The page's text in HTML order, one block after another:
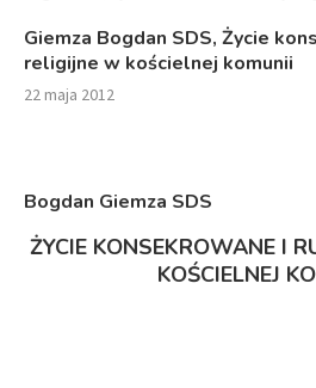
Giemza Bogdan SDS, Życie
religijne w kościelnej komunii
22 maja 2012
Bogdan Giemza SDS
ŻYCIE KONSEKROWANE I
KOŚCIELNEJ